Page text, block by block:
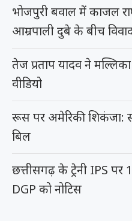
भोजपुरी बवाल में काजल
आम्रपाली दुबे के बीच
तेज प्रताप यादव ने
वीडियो
रूस पर अमेरिकी शिकंजा:
बिल
छत्तीसगढ़ के ट्रेनी IPS पर
DGP को नोटिस